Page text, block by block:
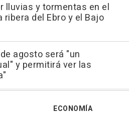
lluvias y tormentas en el
ribera del Ebro y el Bajo
agosto será "un
y permitirá ver las
ECONOMÍA